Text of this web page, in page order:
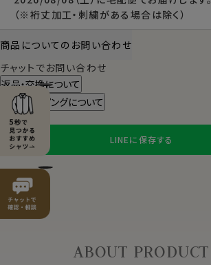
（※裄丈加工・刺繍がある場合は除く）
商品についてのお問い合わせ
チャットでお問い合わせ
返品・交換について
ギフトラッピングについて
LINEに保存する
ABOUT PRODUCT